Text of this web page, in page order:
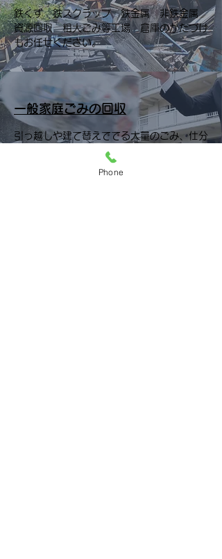
鉄くず 鉄スクラップ 鉄金属 非鉄金属
資源回収 粗大ごみ等工場 倉庫のかたづけ
もお任せください。
一般家庭ごみの回収
引っ越しや建て替えででる大量のごみ、仕分
けがわからない等ごみまるごとお部屋からの
運び出しも承ります。 家電製品リサイク
Phone